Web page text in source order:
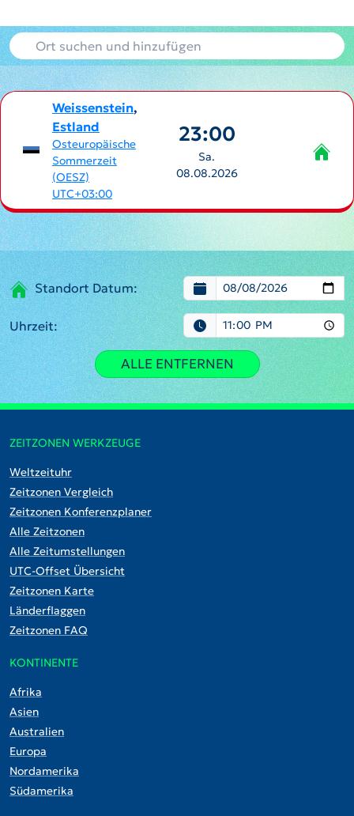
Weissenstein,
Estland
Osteuropäische
Sommerzeit
(OESZ)
UTC+03:00
23:00
Sa.
08.08.2026
Standort Datum:
Uhrzeit:
ALLE ENTFERNEN
ZEITZONEN WERKZEUGE
Weltzeituhr
Zeitzonen Vergleich
Zeitzonen Konferenzplaner
Alle Zeitzonen
Alle Zeitumstellungen
UTC-Offset Übersicht
Zeitzonen Karte
Länderflaggen
Zeitzonen FAQ
KONTINENTE
Afrika
Asien
Australien
Europa
Nordamerika
Südamerika